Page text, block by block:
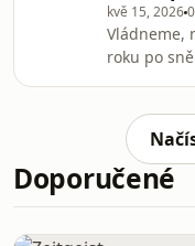
předvybral
jeden z
nestane –
zasáhl
vládou
kvě 15, 2026
Vládneme,
roku po
voleb
občanské
nejsou
Doporučené